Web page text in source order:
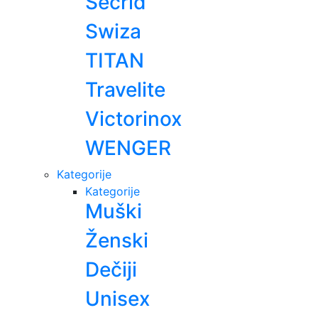
Swiza
TITAN
Travelite
Victorinox
WENGER
Kategorije
Kategorije
Muški
Ženski
Dečiji
Unisex